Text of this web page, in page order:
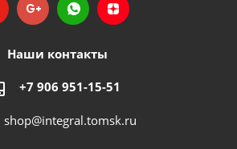
Наши контакты
+7 906 951-15-51
shop@integral.tomsk.ru